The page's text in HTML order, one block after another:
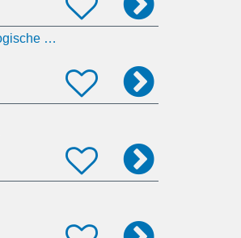
Kinderschwimmtrainer:in (m/w/d) Pädagogische Fachkraft